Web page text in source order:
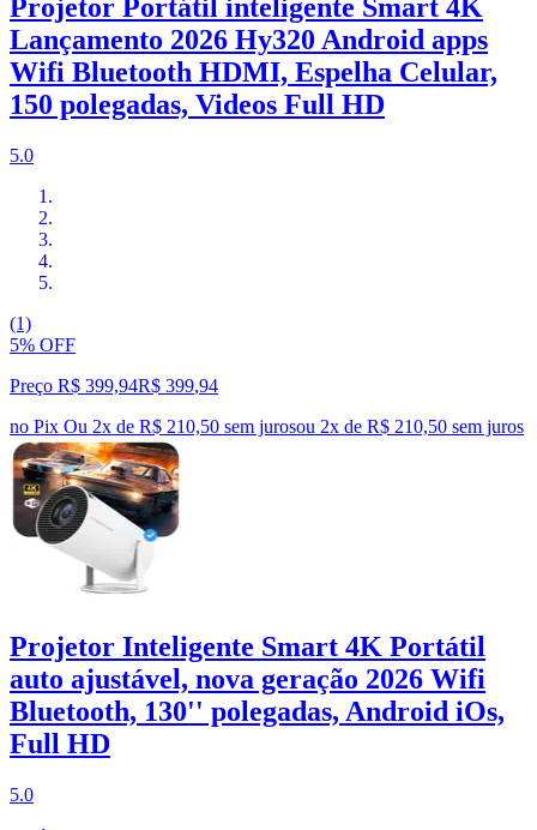
Projetor Portátil inteligente Smart 4K
Lançamento 2026 Hy320 Android apps
Wifi Bluetooth HDMI, Espelha Celular,
150 polegadas, Videos Full HD
5.0
(1)
5% OFF
Preço R$ 399,94R$ 399,94
no Pix Ou 2x de R$ 210,50 sem jurosou 2x de R$ 210,50 sem juros
Projetor Inteligente Smart 4K Portátil
auto ajustável, nova geração 2026 Wifi
Bluetooth, 130'' polegadas, Android iOs,
Full HD
5.0